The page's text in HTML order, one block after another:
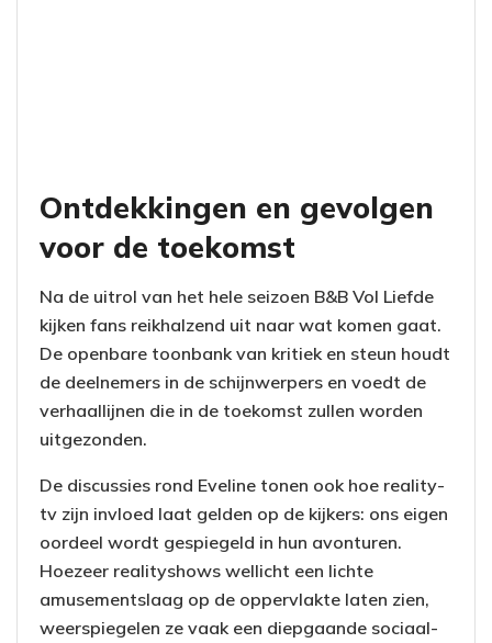
Ontdekkingen en gevolgen
voor de toekomst
Na de uitrol van het hele seizoen B&B Vol Liefde
kijken fans reikhalzend uit naar wat komen gaat.
De openbare toonbank van kritiek en steun houdt
de deelnemers in de schijnwerpers en voedt de
verhaallijnen die in de toekomst zullen worden
uitgezonden.
De discussies rond Eveline tonen ook hoe reality-
tv zijn invloed laat gelden op de kijkers: ons eigen
oordeel wordt gespiegeld in hun avonturen.
Hoezeer realityshows wellicht een lichte
amusementslaag op de oppervlakte laten zien,
weerspiegelen ze vaak een diepgaande sociaal-